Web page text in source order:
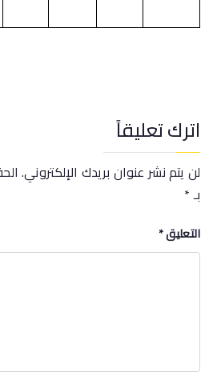
اترك تعليقاً
لن يتم نشر عنوان بريدك الإلكتروني.
بـ*
التعليق*